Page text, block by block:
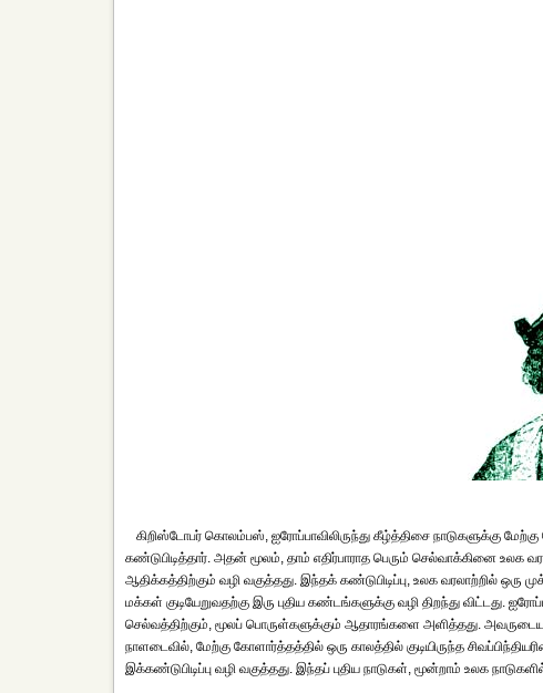
கிறிஸ்டோபர் கொலம்பஸ், ஐரோப்பாவிலிருந்து கீழ்த்திசை நாடுகளுக்கு
கண்டுபிடித்தார். அதன் மூலம், தாம் எதிர்பாராத பெரும் செல்வாக்கினை உலக
ஆதிக்கத்திற்கும் வழி வகுத்தது. இந்தக் கண்டுபிடிப்பு, உலக வரலாற்றில் ஒரு
மக்கள் குடியேறுவதற்கு இரு புதிய கண்டங்களுக்கு வழி திறந்து விட்டது.
செல்வத்திற்கும், மூலப் பொருள்களுக்கும் ஆதாரங்களை அளித்தது. அவருடைய
நாளடைவில், மேற்கு கோளார்த்தத்தில் ஒரு காலத்தில் குடியிருந்த
இக்கண்டுபிடிப்பு வழி வகுத்தது. இந்தப் புதிய நாடுகள், மூன்றாம் உலக